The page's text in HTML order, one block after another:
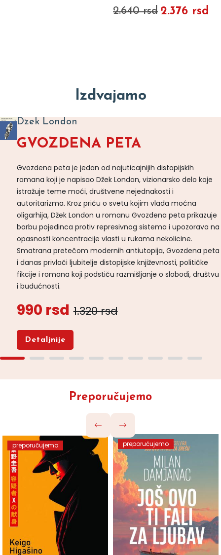
2.640 rsd 2.376 rsd
Izdvajamo
Dzek London
GVOZDENA PETA
Gvozdena peta je jedan od najuticajnijih distopijskih
romana koji je napisao Džek London, vizionarsko delo koje
istražuje teme moći, društvene nejednakosti i
autoritarizma. Kroz priču o svetu kojim vlada moćna
oligarhija, Džek London u romanu Gvozdena peta prikazuje
borbu pojedinca protiv represivnog sistema i upozorava na
opasnosti koncentracije vlasti u rukama nekolicine.
Smatrana pretečom modernih antiutopija, Gvozdena peta
i danas privlači ljubitelje distopijske književnosti, političke
fikcije i romana koji podstiču razmišljanje o slobodi, društvu
i budućnosti.
990 rsd 1.320 rsd
Detaljnije
Preporučujemo
preporučujemo preporučujemo